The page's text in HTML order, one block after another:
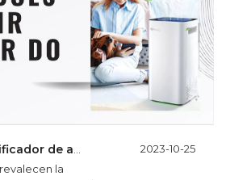
de aire?
la
2023-10-25